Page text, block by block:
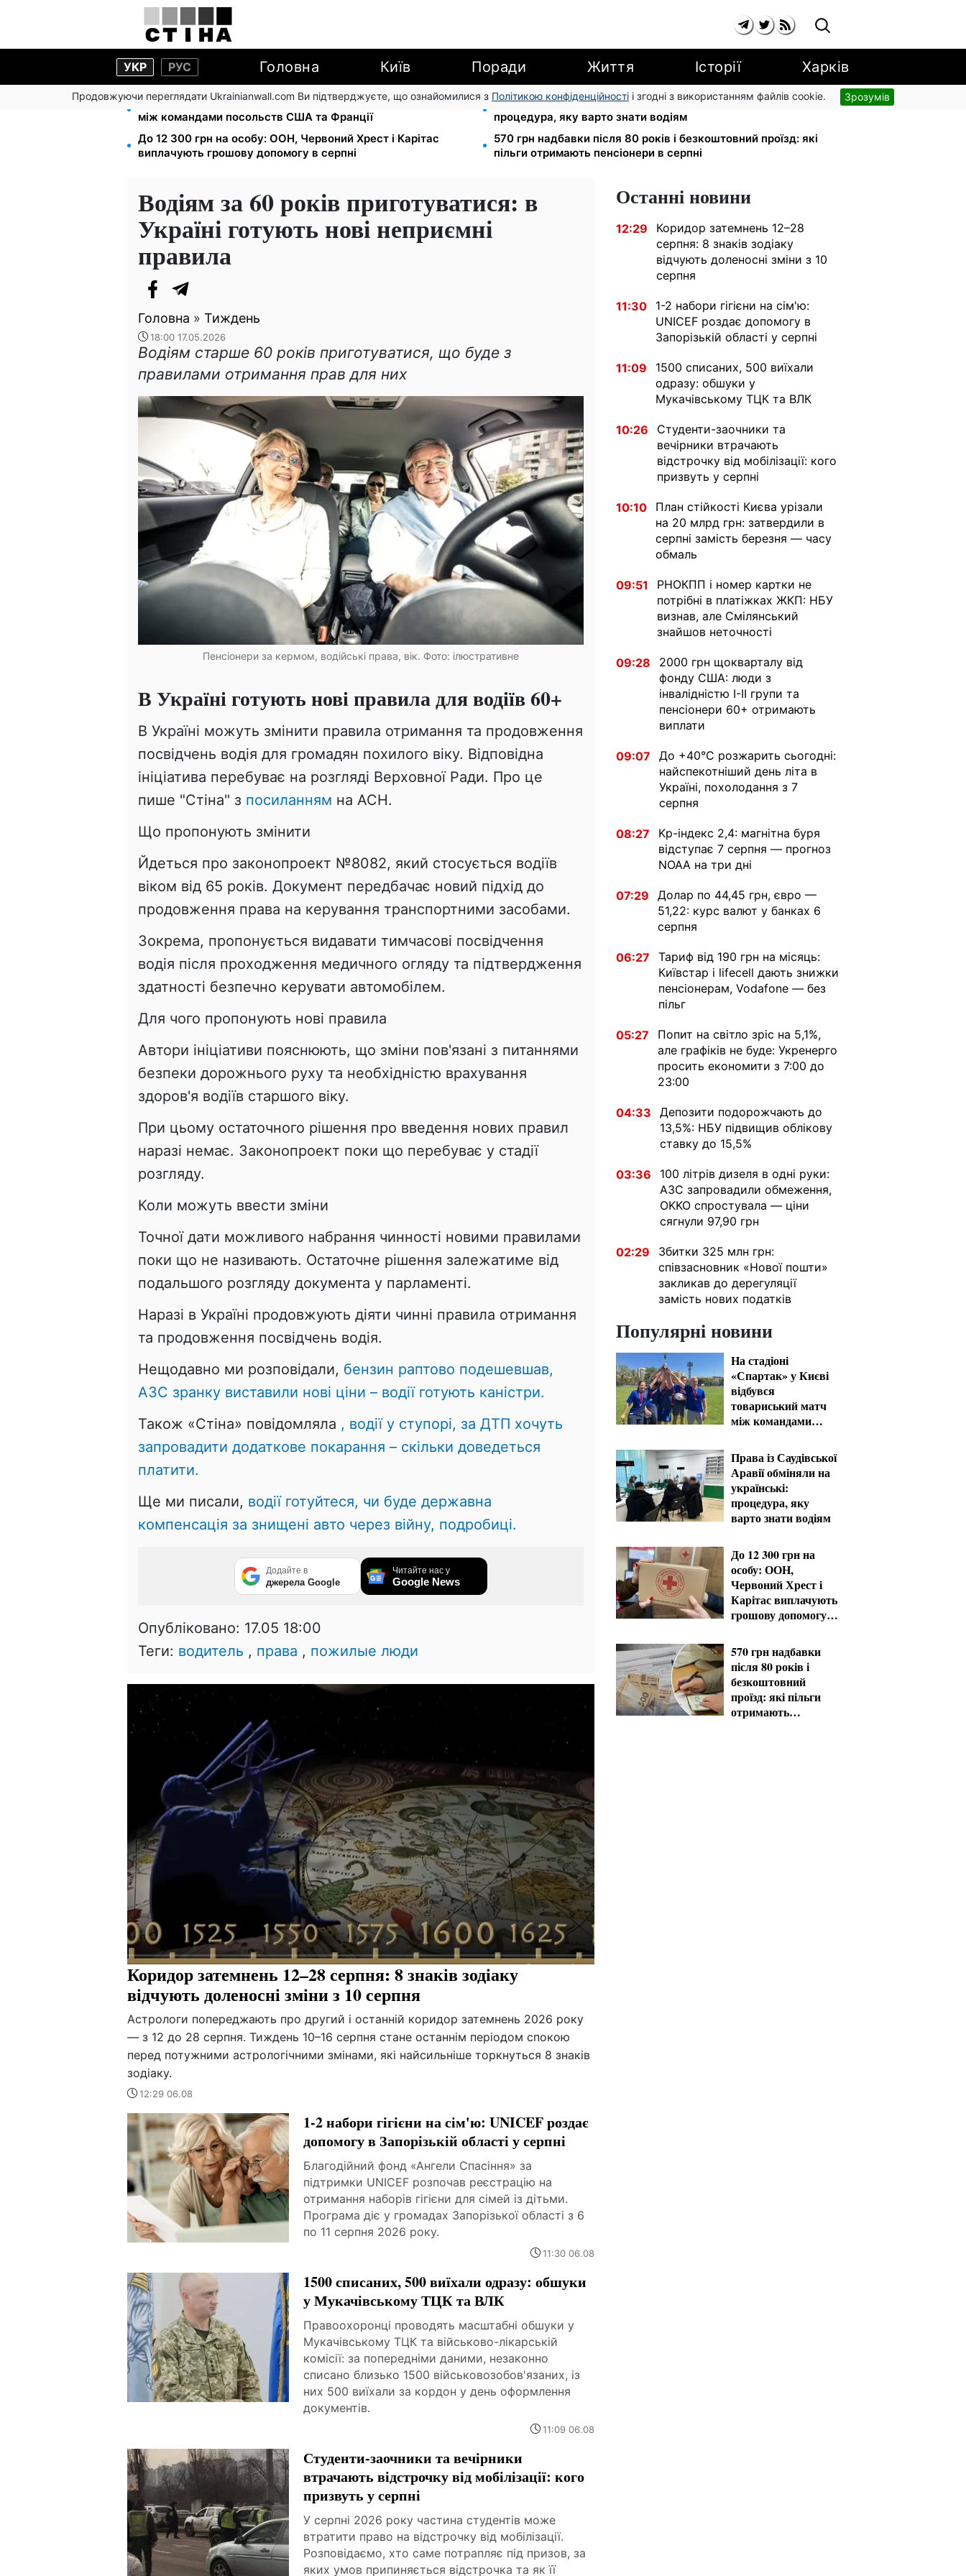
УКР РУС Головна Київ Поради Життя Історії Харків
Продовжуючи переглядати Ukrainianwall.com Ви підтверджуєте, що ознайомилися з Політикою конфіденційності і згодні з використанням файлів cookie. Зрозумів
На стадіоні «Спартак» у Києві відбувся товариський матч
між командами посольств США та Франції
Права із Саудівської Аравії обміняли на українські:
процедура, яку варто знати водіям
До 12 300 грн на особу: ООН, Червоний Хрест і Карітас
виплачують грошову допомогу в серпні
570 грн надбавки після 80 років і безкоштовний проїзд: які
пільги отримають пенсіонери в серпні
Водіям за 60 років приготуватися: в
Україні готують нові неприємні
правила
Головна » Тиждень
18:00 17.05.2026
Водіям старше 60 років приготуватися, що буде з
правилами отримання прав для них
Пенсіонери за кермом, водійські права, вік. Фото: ілюстративне
В Україні готують нові правила для водіїв 60+
В Україні можуть змінити правила отримання та продовження
посвідчень водія для громадян похилого віку. Відповідна
ініціатива перебуває на розгляді Верховної Ради. Про це
пише "Стіна" з посиланням на ACH.
Що пропонують змінити
Йдеться про законопроект №8082, який стосується водіїв
віком від 65 років. Документ передбачає новий підхід до
продовження права на керування транспортними засобами.
Зокрема, пропонується видавати тимчасові посвідчення
водія після проходження медичного огляду та підтвердження
здатності безпечно керувати автомобілем.
Для чого пропонують нові правила
Автори ініціативи пояснюють, що зміни пов'язані з питаннями
безпеки дорожнього руху та необхідністю врахування
здоров'я водіїв старшого віку.
При цьому остаточного рішення про введення нових правил
наразі немає. Законопроект поки що перебуває у стадії
розгляду.
Коли можуть ввести зміни
Точної дати можливого набрання чинності новими правилами
поки що не називають. Остаточне рішення залежатиме від
подальшого розгляду документа у парламенті.
Наразі в Україні продовжують діяти чинні правила отримання
та продовження посвідчень водія.
Нещодавно ми розповідали, бензин раптово подешевшав,
АЗС зранку виставили нові ціни – водії готують каністри.
Також «Стіна» повідомляла , водії у ступорі, за ДТП хочуть
запровадити додаткове покарання – скільки доведеться
платити.
Ще ми писали, водії готуйтеся, чи буде державна
компенсація за знищені авто через війну, подробиці.
Додайте в
джерела Google
Читайте нас у
Google News
Опубліковано: 17.05 18:00
Теги: водитель , права , пожилые люди
Коридор затемнень 12–28 серпня: 8 знаків зодіаку
відчують доленосні зміни з 10 серпня
Астрологи попереджають про другий і останній коридор затемнень 2026 року
— з 12 до 28 серпня. Тиждень 10–16 серпня стане останнім періодом спокою
перед потужними астрологічними змінами, які найсильніше торкнуться 8 знаків
зодіаку.
12:29 06.08
1-2 набори гігієни на сім'ю: UNICEF роздає
допомогу в Запорізькій області у серпні
Благодійний фонд «Ангели Спасіння» за
підтримки UNICEF розпочав реєстрацію на
отримання наборів гігієни для сімей із дітьми.
Програма діє у громадах Запорізької області з 6
по 11 серпня 2026 року.
11:30 06.08
1500 списаних, 500 виїхали одразу: обшуки
у Мукачівському ТЦК та ВЛК
Правоохоронці проводять масштабні обшуки у
Мукачівському ТЦК та військово-лікарській
комісії: за попередніми даними, незаконно
списано близько 1500 військовозобов'язаних, із
них 500 виїхали за кордон у день оформлення
документів.
11:09 06.08
Студенти-заочники та вечірники
втрачають відстрочку від мобілізації: кого
призвуть у серпні
У серпні 2026 року частина студентів може
втратити право на відстрочку від мобілізації.
Розповідаємо, хто саме потрапляє під призов, за
яких умов припиняється відстрочка та як її
Останні новини
12:29
Коридор затемнень 12–28
серпня: 8 знаків зодіаку
відчують доленосні зміни з 10
серпня
11:30
1-2 набори гігієни на сім'ю:
UNICEF роздає допомогу в
Запорізькій області у серпні
11:09
1500 списаних, 500 виїхали
одразу: обшуки у
Мукачівському ТЦК та ВЛК
10:26
Студенти-заочники та
вечірники втрачають
відстрочку від мобілізації: кого
призвуть у серпні
10:10
План стійкості Києва урізали
на 20 млрд грн: затвердили в
серпні замість березня — часу
обмаль
09:51
РНОКПП і номер картки не
потрібні в платіжках ЖКП: НБУ
визнав, але Смілянський
знайшов неточності
09:28
2000 грн щокварталу від
фонду США: люди з
інвалідністю I-II групи та
пенсіонери 60+ отримають
виплати
09:07
До +40°С розжарить сьогодні:
найспекотніший день літа в
Україні, похолодання з 7
серпня
08:27
Kp-індекс 2,4: магнітна буря
відступає 7 серпня — прогноз
NOAA на три дні
07:29
Долар по 44,45 грн, євро —
51,22: курс валют у банках 6
серпня
06:27
Тариф від 190 грн на місяць:
Київстар і lifecell дають знижки
пенсіонерам, Vodafone — без
пільг
05:27
Попит на світло зріс на 5,1%,
але графіків не буде: Укренерго
просить економити з 7:00 до
23:00
04:33
Депозити подорожчають до
13,5%: НБУ підвищив облікову
ставку до 15,5%
03:36
100 літрів дизеля в одні руки:
АЗС запровадили обмеження,
OKKO спростувала — ціни
сягнули 97,90 грн
02:29
Збитки 325 млн грн:
співзасновник «Нової пошти»
закликав до дерегуляції
замість нових податків
Популярні новини
На стадіоні
«Спартак» у Києві
відбувся
товариський матч
між командами
Франції
Права із Саудівської
Аравії обміняли на
українські:
процедура, яку
варто знати водіям
До 12 300 грн на
особу: ООН,
Червоний Хрест і
Карітас виплачують
грошову допомогу в
570 грн надбавки
після 80 років і
безкоштовний
проїзд: які пільги
отримають